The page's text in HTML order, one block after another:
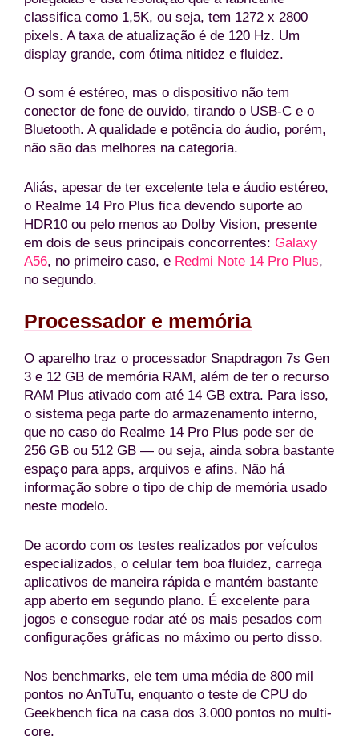
classifica como 1,5K, ou seja, tem 1272 x 2800
pixels. A taxa de atualização é de 120 Hz. Um
display grande, com ótima nitidez e fluidez.
O som é estéreo, mas o dispositivo não tem
conector de fone de ouvido, tirando o USB-C e o
Bluetooth. A qualidade e potência do áudio, porém,
não são das melhores na categoria.
Aliás, apesar de ter excelente tela e áudio estéreo,
o Realme 14 Pro Plus fica devendo suporte ao
HDR10 ou pelo menos ao Dolby Vision, presente
em dois de seus principais concorrentes: Galaxy
A56, no primeiro caso, e Redmi Note 14 Pro Plus,
no segundo.
Processador e memória
O aparelho traz o processador Snapdragon 7s Gen
3 e 12 GB de memória RAM, além de ter o recurso
RAM Plus ativado com até 14 GB extra. Para isso,
o sistema pega parte do armazenamento interno,
que no caso do Realme 14 Pro Plus pode ser de
256 GB ou 512 GB — ou seja, ainda sobra bastante
espaço para apps, arquivos e afins. Não há
informação sobre o tipo de chip de memória usado
neste modelo.
De acordo com os testes realizados por veículos
especializados, o celular tem boa fluidez, carrega
aplicativos de maneira rápida e mantém bastante
app aberto em segundo plano. É excelente para
jogos e consegue rodar até os mais pesados com
configurações gráficas no máximo ou perto disso.
Nos benchmarks, ele tem uma média de 800 mil
pontos no AnTuTu, enquanto o teste de CPU do
Geekbench fica na casa dos 3.000 pontos no multi-
core.